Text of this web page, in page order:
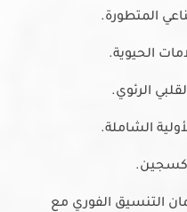
المتطورة.
الحيوية.
الرئوي.
الشاملة.
التنسيق الفوري مع